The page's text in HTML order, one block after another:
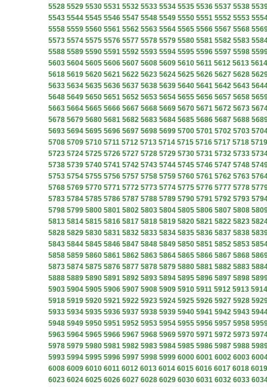
5528 5529 5530 5531 5532 5533 5534 5535 5536 5537 5538
5543 5544 5545 5546 5547 5548 5549 5550 5551 5552 5553
5558 5559 5560 5561 5562 5563 5564 5565 5566 5567 5568
5573 5574 5575 5576 5577 5578 5579 5580 5581 5582 5583
5588 5589 5590 5591 5592 5593 5594 5595 5596 5597 5598
5603 5604 5605 5606 5607 5608 5609 5610 5611 5612 5613 5614
5618 5619 5620 5621 5622 5623 5624 5625 5626 5627 5628
5633 5634 5635 5636 5637 5638 5639 5640 5641 5642 5643
5648 5649 5650 5651 5652 5653 5654 5655 5656 5657 5658
5663 5664 5665 5666 5667 5668 5669 5670 5671 5672 5673
5678 5679 5680 5681 5682 5683 5684 5685 5686 5687 5688
5693 5694 5695 5696 5697 5698 5699 5700 5701 5702 5703
5708 5709 5710 5711 5712 5713 5714 5715 5716 5717 5718 5719
5723 5724 5725 5726 5727 5728 5729 5730 5731 5732 5733
5738 5739 5740 5741 5742 5743 5744 5745 5746 5747 5748
5753 5754 5755 5756 5757 5758 5759 5760 5761 5762 5763
5768 5769 5770 5771 5772 5773 5774 5775 5776 5777 5778
5783 5784 5785 5786 5787 5788 5789 5790 5791 5792 5793
5798 5799 5800 5801 5802 5803 5804 5805 5806 5807 5808
5813 5814 5815 5816 5817 5818 5819 5820 5821 5822 5823
5828 5829 5830 5831 5832 5833 5834 5835 5836 5837 5838
5843 5844 5845 5846 5847 5848 5849 5850 5851 5852 5853
5858 5859 5860 5861 5862 5863 5864 5865 5866 5867 5868
5873 5874 5875 5876 5877 5878 5879 5880 5881 5882 5883
5888 5889 5890 5891 5892 5893 5894 5895 5896 5897 5898
5903 5904 5905 5906 5907 5908 5909 5910 5911 5912 5913 5914
5918 5919 5920 5921 5922 5923 5924 5925 5926 5927 5928
5933 5934 5935 5936 5937 5938 5939 5940 5941 5942 5943
5948 5949 5950 5951 5952 5953 5954 5955 5956 5957 5958
5963 5964 5965 5966 5967 5968 5969 5970 5971 5972 5973
5978 5979 5980 5981 5982 5983 5984 5985 5986 5987 5988
5993 5994 5995 5996 5997 5998 5999 6000 6001 6002 6003
6008 6009 6010 6011 6012 6013 6014 6015 6016 6017 6018 6019
6023 6024 6025 6026 6027 6028 6029 6030 6031 6032 6033